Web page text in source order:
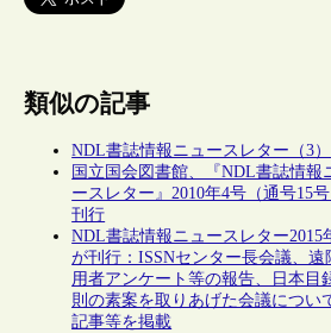
類似の記事
NDL書誌情報ニュースレター（3）
国立国会図書館、『NDL書誌情報
ースレター』2010年4号（通号15
刊行
NDL書誌情報ニュースレター2015
が刊行：ISSNセンター長会議、遠
用者アンケート等の報告、日本目
則の素案を取りあげた会議につい
記事等を掲載